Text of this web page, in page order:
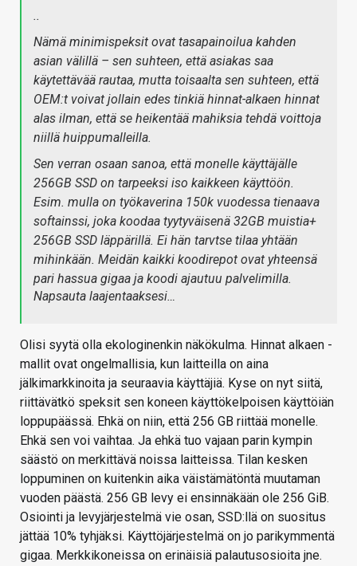
..
Nämä minimispeksit ovat tasapainoilua kahden
asian välillä – sen suhteen, että asiakas saa
käytettävää rautaa, mutta toisaalta sen suhteen, että
OEM:t voivat jollain edes tinkiä hinnat-alkaen hinnat
alas ilman, että se heikentää mahiksia tehdä voittoja
niillä huippumalleilla.
Sen verran osaan sanoa, että monelle käyttäjälle
256GB SSD on tarpeeksi iso kaikkeen käyttöön.
Esim. mulla on työkaverina 150k vuodessa tienaava
softainssi, joka koodaa tyytyväisenä 32GB muistia+
256GB SSD läppärillä. Ei hän tarvtse tilaa yhtään
mihinkään. Meidän kaikki koodirepot ovat yhteensä
pari hassua gigaa ja koodi ajautuu palvelimilla.
Napsauta laajentaaksesi…
Olisi syytä olla ekologinenkin näkökulma. Hinnat alkaen -
mallit ovat ongelmallisia, kun laitteilla on aina
jälkimarkkinoita ja seuraavia käyttäjiä. Kyse on nyt siitä,
riittävätkö speksit sen koneen käyttökelpoisen käyttöiän
loppupäässä. Ehkä on niin, että 256 GB riittää monelle.
Ehkä sen voi vaihtaa. Ja ehkä tuo vajaan parin kympin
säästö on merkittävä noissa laitteissa. Tilan kesken
loppuminen on kuitenkin aika väistämätöntä muutaman
vuoden päästä. 256 GB levy ei ensinnäkään ole 256 GiB.
Osiointi ja levyjärjestelmä vie osan, SSD:llä on suositus
jättää 10% tyhjäksi. Käyttöjärjestelmä on jo parikymmentä
gigaa. Merkkikoneissa on erinäisiä palautusosioita jne.